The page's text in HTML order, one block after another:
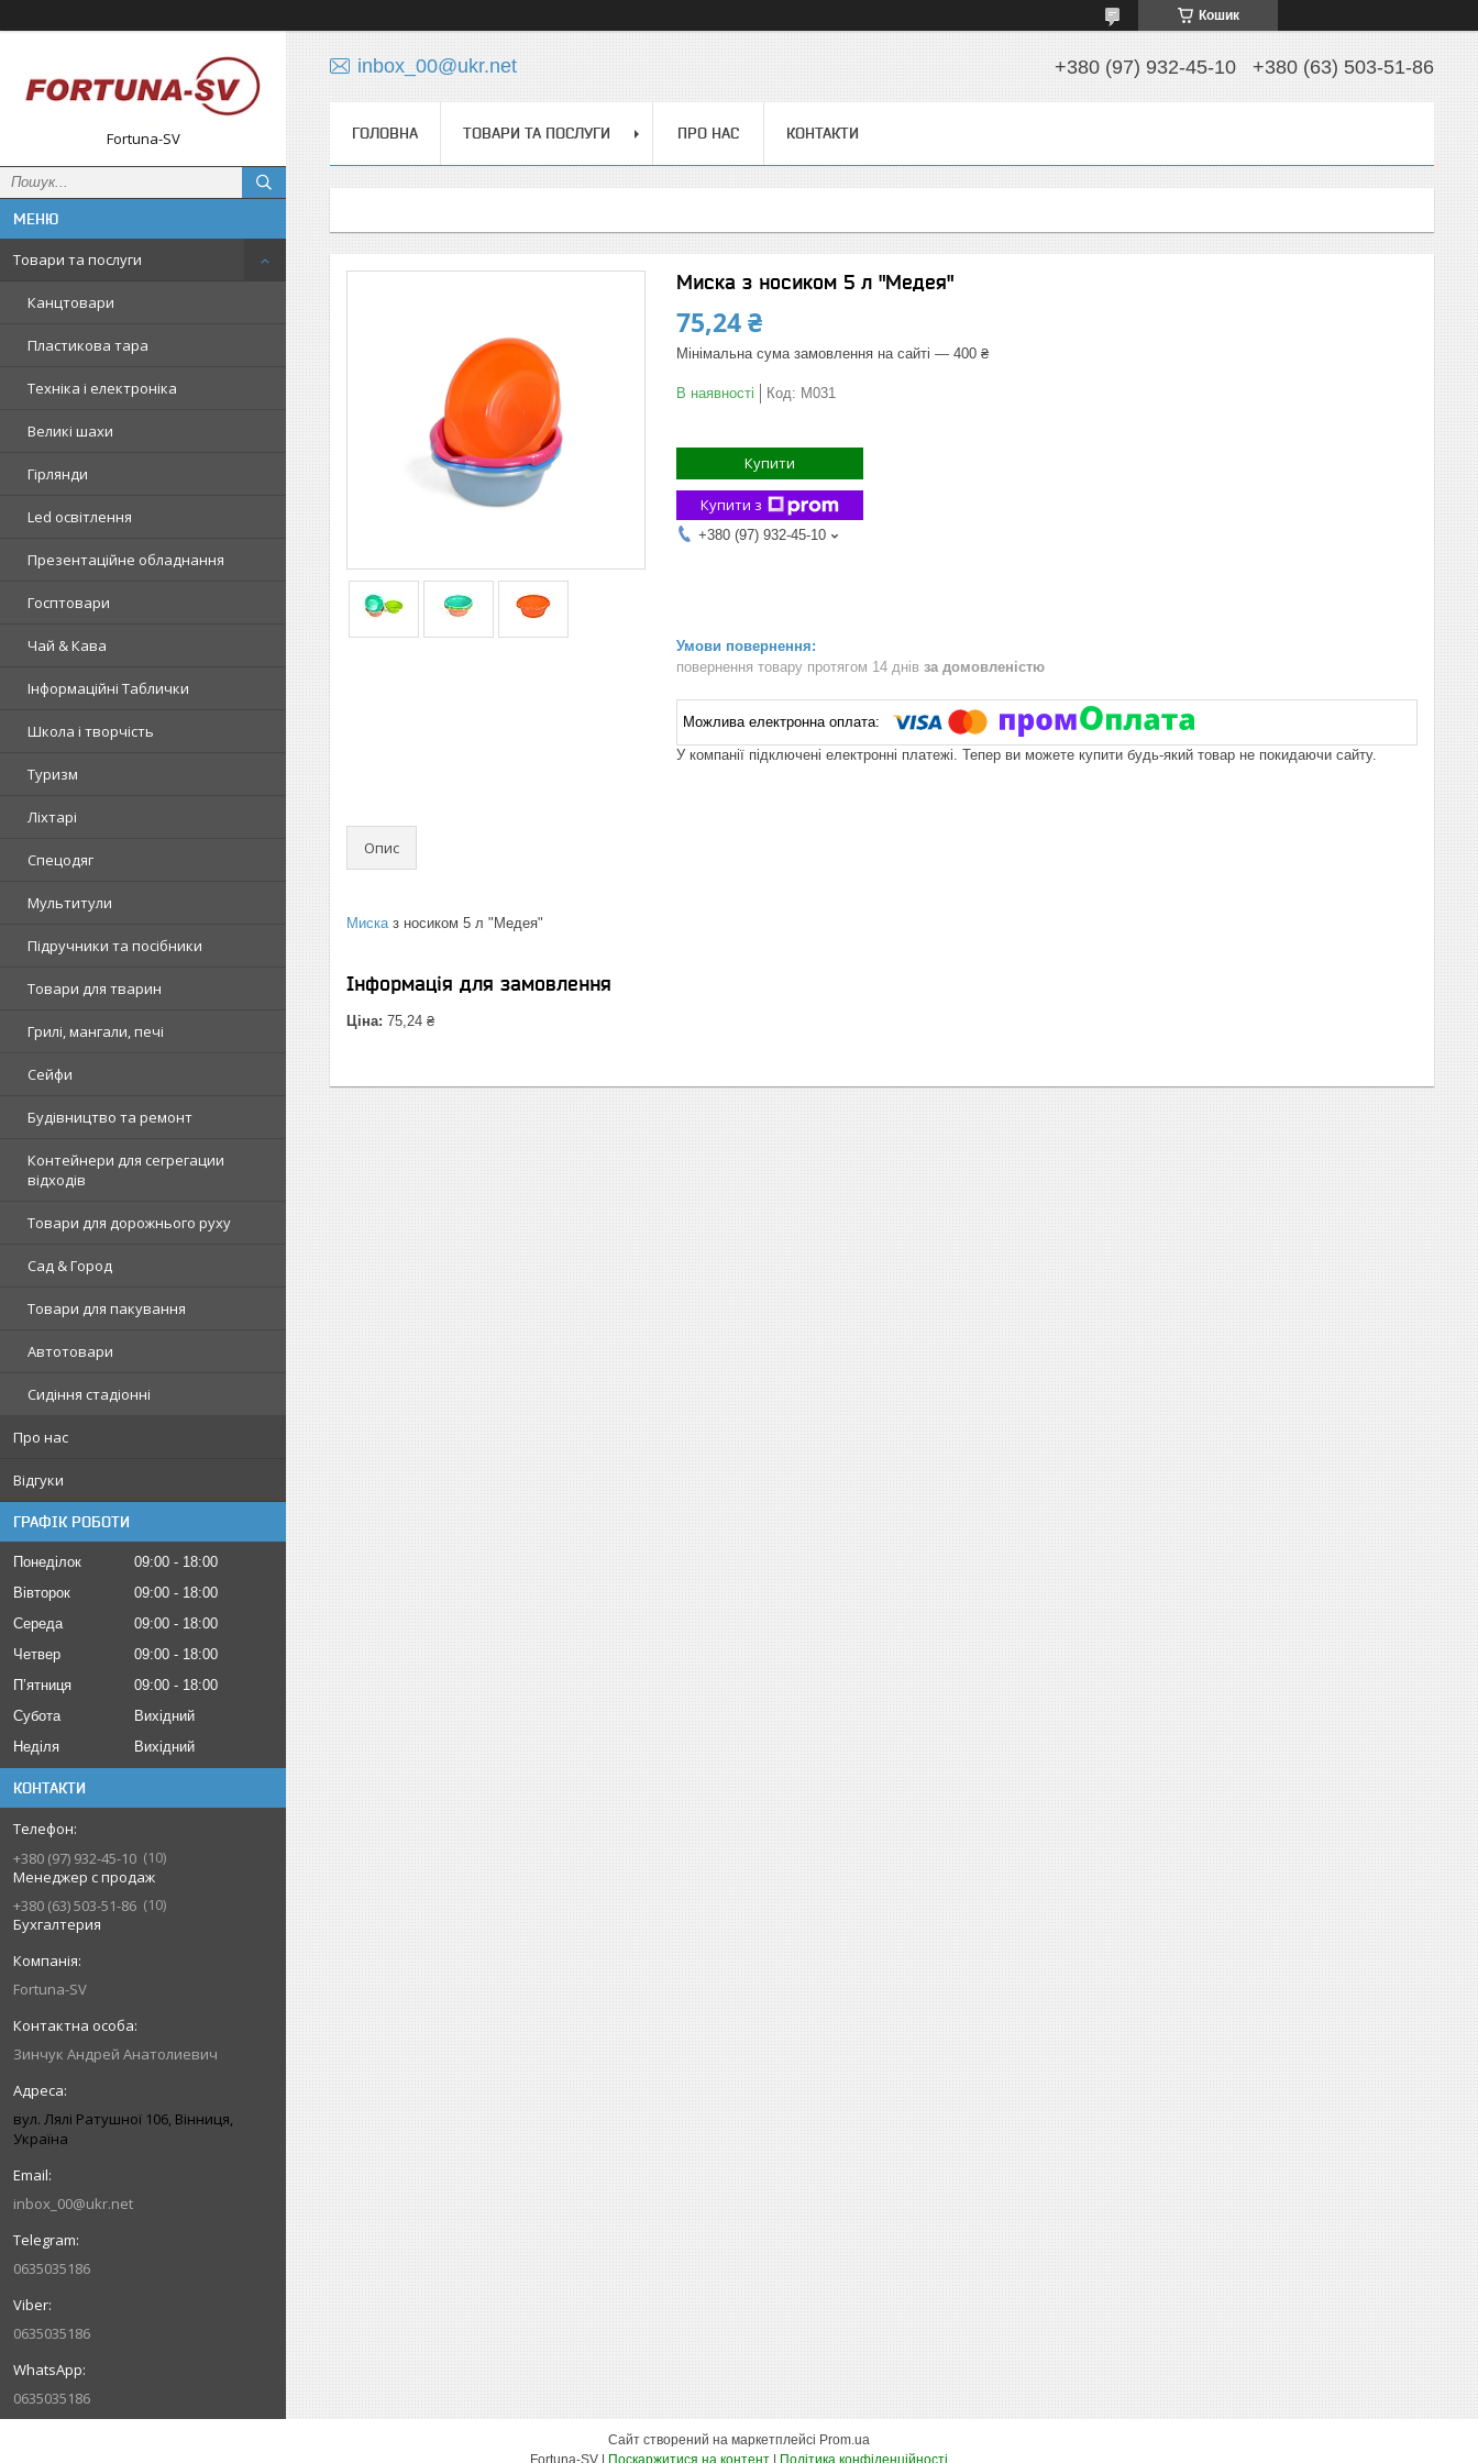
Кошик
Fortuna-SV
Товари та послуги
Канцтовари
Пластикова тара
Техніка і електроніка
Великі шахи
Гірлянди
Led освітлення
Презентаційне обладнання
Госптовари
Чай & Кава
Інформаційні Таблички
Школа і творчість
Туризм
Ліхтарі
Спецодяг
Мультитули
Підручники та посібники
Товари для тварин
Грилі, мангали, печі
Сейфи
Будівництво та ремонт
Контейнери для сегрегации
відходів
Товари для дорожнього руху
Сад & Город
Товари для пакування
Автотовари
Сидіння стадіонні
Про нас
Відгуки
ГРАФІК РОБОТИ
Понеділок 09:00
18:00
Вівторок
09:00
18:00
Середа
09:00
18:00
Четвер
09:00
18:00
Пʼятниця
09:00
18:00
Субота
Вихідний
Неділя
Вихідний
КОНТАКТИ
+380 (97) 932-45-10
10
Менеджер с продаж
+380 (63) 503-51-86
10
Бухгалтерия
Fortuna-SV
Зинчук Андрей Анатолиевич
вул. Лялі Ратушної 106, Вінниця,
Україна
inbox_00@ukr.net
0635035186
0635035186
0635035186
inbox_00@ukr.net +380 (97) 932-45-10 +380 (63) 503-51-86
ГОЛОВНА ТОВАРИ ТА ПОСЛУГИ ПРО НАС КОНТАКТИ
Миска з носиком 5 л "Медея"
75,24 ₴
Мінімальна сума замовлення на сайті — 400 ₴
В наявності Код: M031
Купити
Купити з
+380 (97) 932-45-10
повернення товару протягом 14 днів за домовленістю
У компанії підключені електронні платежі. Тепер ви можете купити будь-який товар не покидаючи сайту.
Опис
Мисказ носиком 5 л "Медея"
Інформація для замовлення
Ціна: 75,24 ₴
Сайт створений на маркетплейсі Prom.ua
Fortuna-SV | Поскаржитися на контент | Політика конфіденційності